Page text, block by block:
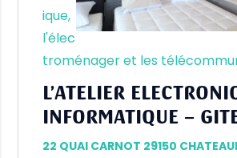
ique,
l'élec
troménager et les
L’ATELIER
INFORMATIQUE –
22 QUAI CARNOT 29150